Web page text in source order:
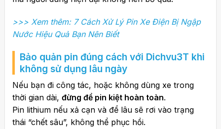
>>> Xem thêm: 7 Cách Xử Lý Pin Xe Điện Bị Ngập
Nước Hiệu Quả Bạn Nên Biết
Bảo quản pin đúng cách với Dichvu3T khi
không sử dụng lâu ngày
Nếu bạn đi công tác, hoặc không dùng xe trong
thời gian dài, đừng để pin kiệt hoàn toàn.
Pin lithium nếu xả cạn và để lâu sẽ rơi vào trạng
thái “chết sâu”, không thể phục hồi.